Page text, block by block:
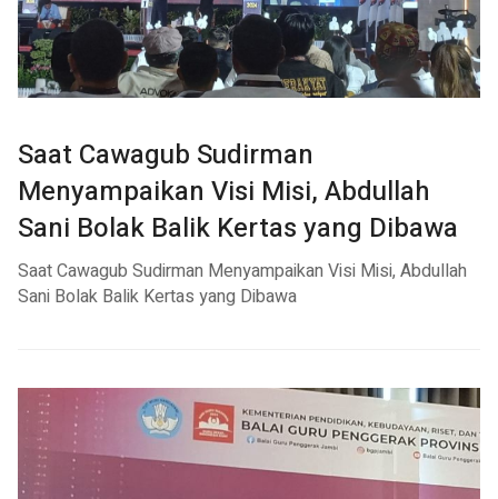
Saat Cawagub Sudirman
Menyampaikan Visi Misi, Abdullah
Sani Bolak Balik Kertas yang Dibawa
Saat Cawagub Sudirman Menyampaikan Visi Misi, Abdullah
Sani Bolak Balik Kertas yang Dibawa